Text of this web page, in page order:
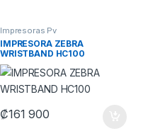
Impresoras Pv
IMPRESORA ZEBRA
WRISTBAND HC100
₡161 900